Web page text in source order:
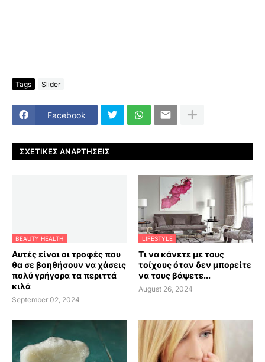
Tags Slider
Facebook
ΣΧΕΤΙΚΈΣ ΑΝΑΡΤΉΣΕΙΣ
BEAUTY HEALTH
Αυτές είναι οι τροφές που
θα σε βοηθήσουν να χάσεις
πολύ γρήγορα τα περιττά
κιλά
September 02, 2024
LIFESTYLE
Τι να κάνετε με τους
τοίχους όταν δεν μπορείτε
να τους βάψετε...
August 26, 2024